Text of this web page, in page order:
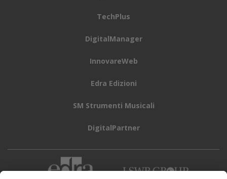
TechPlus
DigitalManager
InnovareWeb
Edra Edizioni
SM Strumenti Musicali
DigitalPartner